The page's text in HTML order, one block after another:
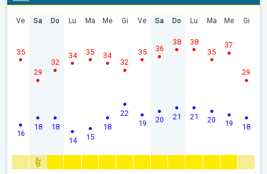
Ve
16
35
Sa
18
29
Do
18
32
Lu
14
34
Ma
15
35
Me
18
34
Gi
22
32
Ve
19
35
Sa
20
36
Do
21
38
Lu
21
38
Ma
20
35
Me
19
37
Gi
18
29